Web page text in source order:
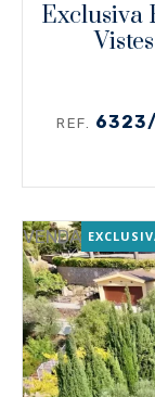
Exclusiva
REF.
VENDA